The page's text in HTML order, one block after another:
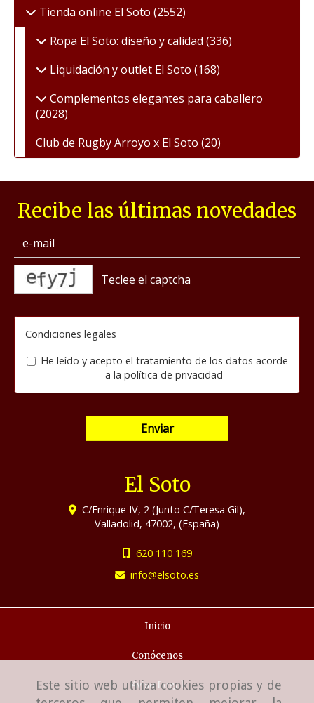
Este sitio web utiliza cookies propias y de
Tienda online El Soto (2552)
Ropa El Soto: diseño y calidad (336)
Liquidación y outlet El Soto (168)
Complementos elegantes para caballero
(2028)
Club de Rugby Arroyo x El Soto (20)
Recibe las últimas novedades
Condiciones legales
He leído y acepto el tratamiento de los datos acorde
a la política de privacidad
Enviar
El Soto
C/Enrique IV, 2 (Junto C/Teresa Gil),
Valladolid, 47002, (España)
620 110 169
info
elsoto.es
Inicio
Conócenos
Aviso Legal